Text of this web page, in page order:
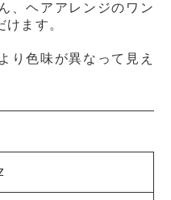
、ヘアアレンジのワン
ます。
り色味が異なって見え